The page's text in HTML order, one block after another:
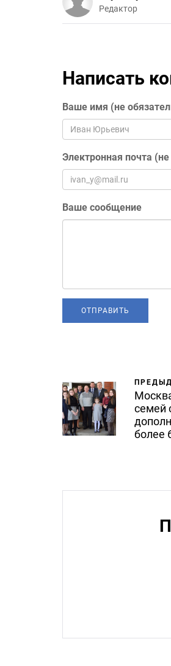
Редактор
Написать
Ваше имя (не
Электронная почта
Ваше сообщение
семей
более